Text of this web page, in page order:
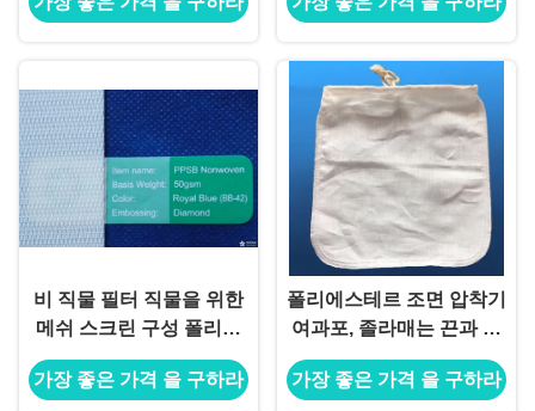
비 직물 필터 직물을 위한
메쉬 스크린 구성 폴리에
스테르를 형성하는 평직
가장 좋은 가격 을 구하라
폴리에스테르 조면 압착기
여과포, 졸라매는 끈과 핵
심 우유 가방
가장 좋은 가격 을 구하라